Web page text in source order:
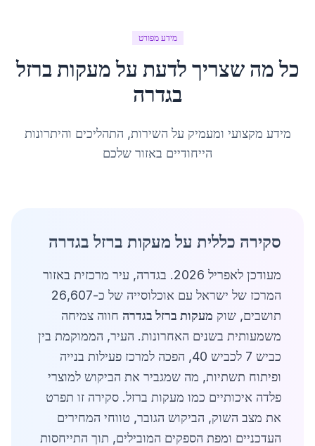
מידע מפורט
כל מה שצריך לדעת עלמעקות ברזל
בגדרה
מידע מקצועי ומעמיק על השירות, התהליכים והיתרונות
הייחודיים באזור שלכם
סקירה כללית על מעקות ברזל בגדרה
מעודכן לאפריל 2026. בגדרה, עיר מרכזית באזור
המרכז של ישראל עם אוכלוסייה של כ-26,607
תושבים, שוק מעקות ברזל בגדרה חווה צמיחה
משמעותית בשנים האחרונות. העיר, הממוקמת בין
כביש 7 לכביש 40, הפכה למרכז פעילות בנייה
ופיתוח תשתיות, מה שמגביר את הביקוש למוצרי
פלדה איכותיים כמו מעקות ברזל. סקירה זו תפרט
את מצב השוק, הביקוש הגובר, טווחי המחירים
העדכניים ומפת הספקים המובילים, תוך התייחסות